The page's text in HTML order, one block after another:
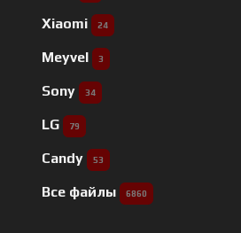
Xiaomi 24
Meyvel 3
Sony 34
LG 79
Candy 53
Все файлы 6860